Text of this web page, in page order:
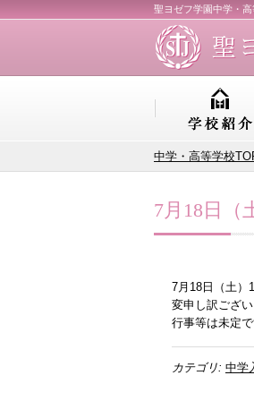
聖ヨゼフ学園中学・
中学・高等学校
7月18日（
7月18日（土）
変申し訳ござ
行事等は未定
カテゴリ: 中学